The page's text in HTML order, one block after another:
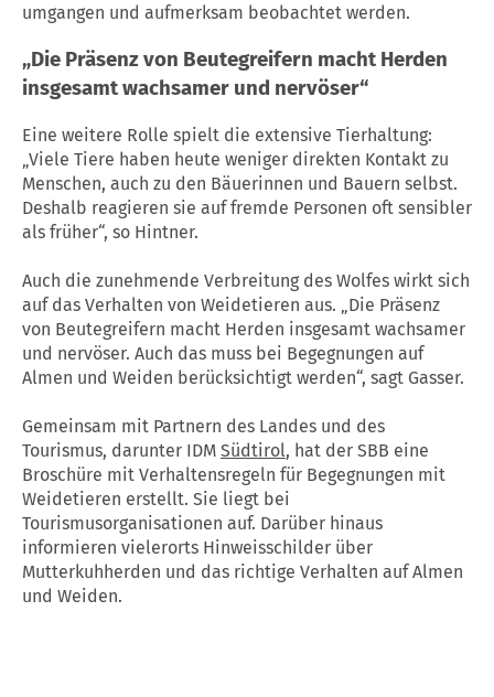
umgangen und aufmerksam beobachtet werden.
„Die Präsenz von Beutegreifern macht Herden
insgesamt wachsamer und nervöser“
Eine weitere Rolle spielt die extensive Tierhaltung:
„Viele Tiere haben heute weniger direkten Kontakt zu
Menschen, auch zu den Bäuerinnen und Bauern selbst.
Deshalb reagieren sie auf fremde Personen oft sensibler
als früher“, so Hintner.
Auch die zunehmende Verbreitung des Wolfes wirkt sich
auf das Verhalten von Weidetieren aus. „Die Präsenz
von Beutegreifern macht Herden insgesamt wachsamer
und nervöser. Auch das muss bei Begegnungen auf
Almen und Weiden berücksichtigt werden“, sagt Gasser.
Gemeinsam mit Partnern des Landes und des
Tourismus, darunter IDM Südtirol, hat der SBB eine
Broschüre mit Verhaltensregeln für Begegnungen mit
Weidetieren erstellt. Sie liegt bei
Tourismusorganisationen auf. Darüber hinaus
informieren vielerorts Hinweisschilder über
Mutterkuhherden und das richtige Verhalten auf Almen
und Weiden.